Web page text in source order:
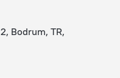
Bodrum, TR,